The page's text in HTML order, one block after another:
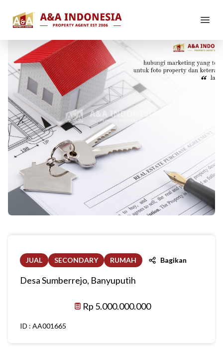
JUAL SECONDARY RUMAH Bagikan
Desa Sumberrejo, Banyuputih
Rp 5.000.000.000
ID : AA001665